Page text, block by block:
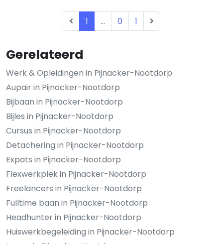
Gerelateerd
Werk & Opleidingen in Pijnacker-Nootdorp
Aupair in Pijnacker-Nootdorp
Bijbaan in Pijnacker-Nootdorp
Bijles in Pijnacker-Nootdorp
Cursus in Pijnacker-Nootdorp
Detachering in Pijnacker-Nootdorp
Expats in Pijnacker-Nootdorp
Flexwerkplek in Pijnacker-Nootdorp
Freelancers in Pijnacker-Nootdorp
Fulltime baan in Pijnacker-Nootdorp
Headhunter in Pijnacker-Nootdorp
Huiswerkbegeleiding in Pijnacker-Nootdorp
1 ... 0 1